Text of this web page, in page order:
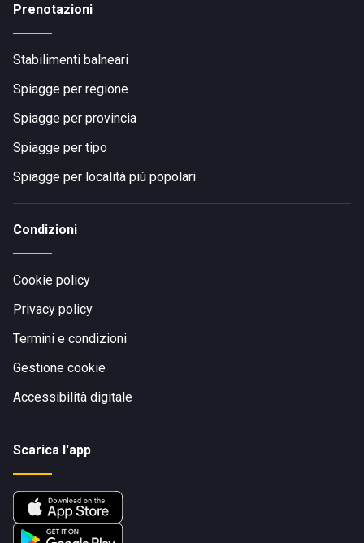
Prenotazioni
Stabilimenti balneari
Spiagge per regione
Spiagge per provincia
Spiagge per tipo
Spiagge per località più popolari
Condizioni
Cookie policy
Privacy policy
Termini e condizioni
Gestione cookie
Accessibilità digitale
Scarica l'app